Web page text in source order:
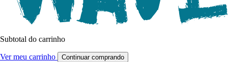
Subtotal do carrinho
Ver meu carrinho Continuar comprando